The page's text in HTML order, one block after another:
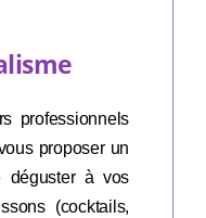
professionnels
proposer un
déguster à vos
(cocktails,